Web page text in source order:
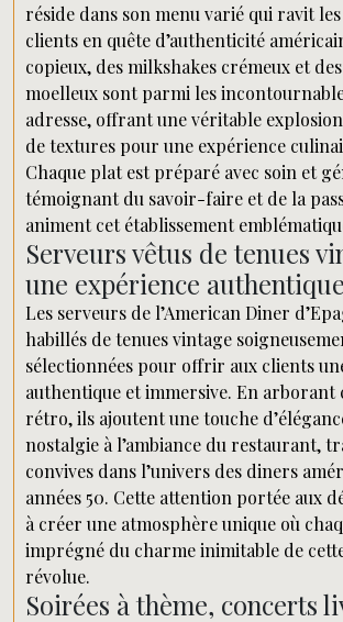
réside dans son menu varié qui ravit
clients en quête d’authenticité
copieux, des milkshakes crémeux et
moelleux sont parmi les
adresse, offrant une véritable
de textures pour une expérience
Chaque plat est préparé avec soin et
témoignant du savoir-faire et de la
animent cet établissement
Serveurs vêtus de tenues
une expérience
Les serveurs de l’American Diner
habillés de tenues vintage
sélectionnées pour offrir aux clients
authentique et immersive. En arborant
rétro, ils ajoutent une touche
nostalgie à l’ambiance du restaurant,
convives dans l’univers des diners
années 50. Cette attention portée aux
à créer une atmosphère unique où
imprégné du charme inimitable de
révolue.
Soirées à thème, concerts